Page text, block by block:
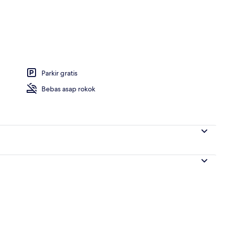
Parkir gratis
Bebas asap rokok